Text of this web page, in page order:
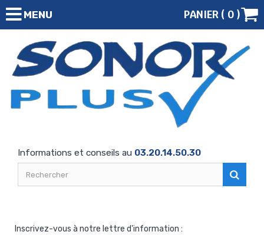
MENU PANIER ( 0 )
Informations et conseils au 03.20.14.50.30
Inscrivez-vous à notre lettre d'information :